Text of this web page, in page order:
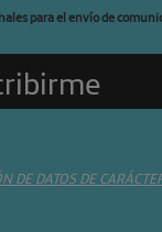
para el envío de
DE DATOS DE